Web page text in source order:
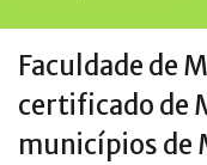
Faculdade de
certificado de
municípios de